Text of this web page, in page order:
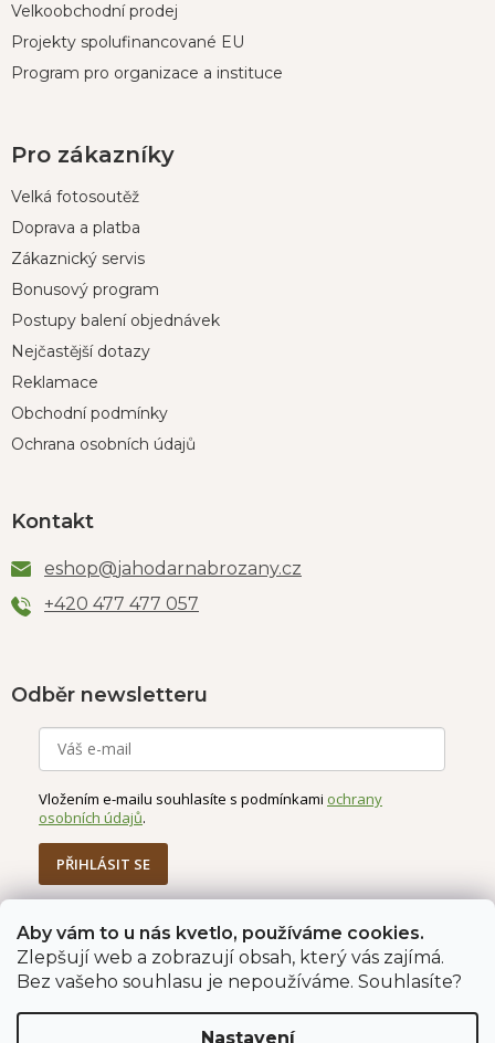
Aby vám to u nás kvetlo, používáme cookies.
Zlepšují web a zobrazují obsah, který vás zajímá.
Bez vašeho souhlasu je nepoužíváme. Souhlasíte?
Nastavení
Velkoobchodní prodej
Projekty spolufinancované EU
Program pro organizace a instituce
Pro zákazníky
Velká fotosoutěž
Doprava a platba
Zákaznický servis
Bonusový program
Postupy balení objednávek
Nejčastější dotazy
Reklamace
Obchodní podmínky
Ochrana osobních údajů
Kontakt
eshop@jahodarnabrozany.cz
+420 477 477 057
Odběr newsletteru
Vložením e-mailu souhlasíte s podmínkami ochrany
osobních údajů.
PŘIHLÁSIT SE
Jahodárna Brozany Obchodní podmínky
Podmínky ochrany údajů